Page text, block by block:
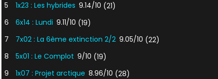
5
1x23 : Les hybrides 9.14/10 (21)
6
6x14 : Lundi 9.11/10 (19)
7
7x02 : La 6ème extinction 2/2 9.05/10 (22)
8
5x01 : Le Complot 9/10 (19)
9
1x07 : Projet arctique 8.96/10 (28)